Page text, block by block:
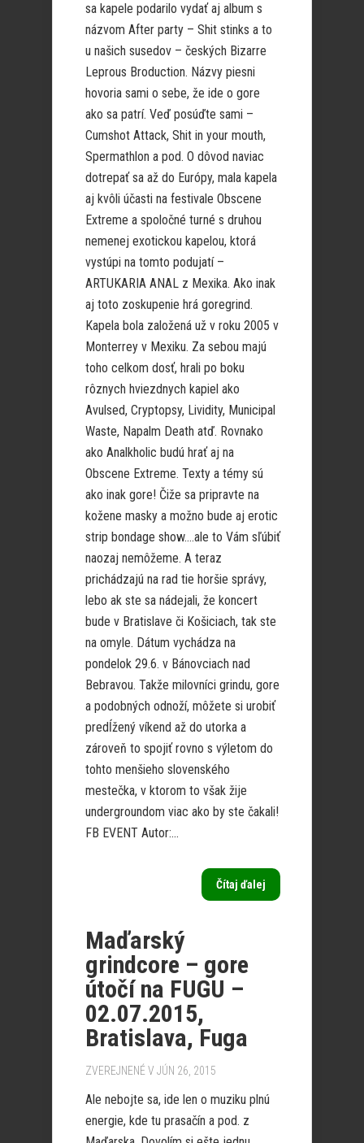
sa kapele podarilo vydať aj album s
názvom After party – Shit stinks a to
u našich susedov – českých Bizarre
Leprous Broduction. Názvy piesni
hovoria sami o sebe, že ide o gore
ako sa patrí. Veď posúďte sami –
Cumshot Attack, Shit in your mouth,
Spermathlon a pod. O dôvod naviac
dotrepať sa až do Európy, mala kapela
aj kvôli účasti na festivale Obscene
Extreme a spoločné turné s druhou
nemenej exotickou kapelou, ktorá
vystúpi na tomto podujatí –
ARTUKARIA ANAL z Mexika. Ako inak
aj toto zoskupenie hrá goregrind.
Kapela bola založená už v roku 2005 v
Monterrey v Mexiku. Za sebou majú
toho celkom dosť, hrali po boku
rôznych hviezdnych kapiel ako
Avulsed, Cryptopsy, Lividity, Municipal
Waste, Napalm Death atď. Rovnako
ako Analkholic budú hrať aj na
Obscene Extreme. Texty a témy sú
ako inak gore! Čiže sa pripravte na
kožene masky a možno bude aj erotic
strip bondage show….ale to Vám sľúbiť
naozaj nemôžeme. A teraz
prichádzajú na rad tie horšie správy,
lebo ak ste sa nádejali, že koncert
bude v Bratislave či Košiciach, tak ste
na omyle. Dátum vychádza na
pondelok 29.6. v Bánovciach nad
Bebravou. Takže milovníci grindu, gore
a podobných odnoží, môžete si urobiť
predĺžený víkend až do utorka a
zároveň to spojiť rovno s výletom do
tohto menšieho slovenského
mestečka, v ktorom to však žije
undergroundom viac ako by ste čakali!
FB EVENT Autor:...
Čítaj ďalej
Maďarský
grindcore – gore
útočí na FUGU –
02.07.2015,
Bratislava, Fuga
ZVEREJNENÉ V JÚN 26, 2015
Ale nebojte sa, ide len o muziku plnú
energie, kde tu prasačín a pod. z